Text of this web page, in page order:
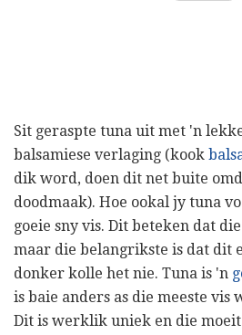
Sit geraspte tuna uit met 'n
balsamiese verlaging (kook
dik word, doen dit net buite
doodmaak). Hoe ookal jy tuna
goeie sny vis. Dit beteken dat
maar die belangrikste is dat dit
donker kolle het nie. Tuna is 'n
is baie anders as die meeste vis
Dit is werklik uniek en die